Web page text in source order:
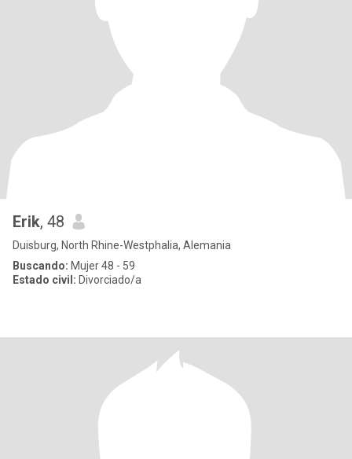
Erik, 48
Duisburg, North Rhine-Westphalia, Alemania
Buscando: Mujer 48 - 59
Estado civil: Divorciado/a